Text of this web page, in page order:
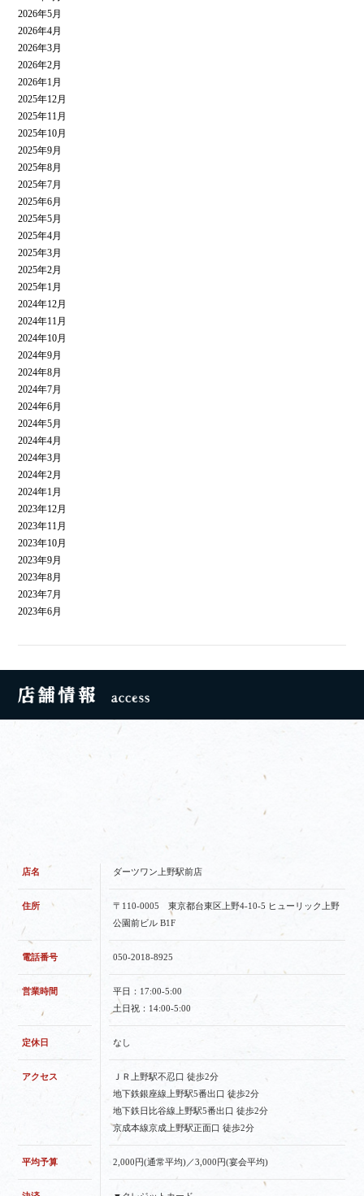
2026年5月
2026年4月
2026年3月
2026年2月
2026年1月
2025年12月
2025年11月
2025年10月
2025年9月
2025年8月
2025年7月
2025年6月
2025年5月
2025年4月
2025年3月
2025年2月
2025年1月
2024年12月
2024年11月
2024年10月
2024年9月
2024年8月
2024年7月
2024年6月
2024年5月
2024年4月
2024年3月
2024年2月
2024年1月
2023年12月
2023年11月
2023年10月
2023年9月
2023年8月
2023年7月
2023年6月
店名 ダーツワン上野駅前店
住所
〒110-0005 東京都台東区上野4-10-5 ヒューリック上野
公園前ビル B1F
電話番号 050-2018-8925
営業時間
平日：17:00-5:00
土日祝：14:00-5:00
定休日 なし
アクセス
ＪＲ上野駅不忍口 徒歩2分
地下鉄銀座線上野駅5番出口 徒歩2分
地下鉄日比谷線上野駅5番出口 徒歩2分
京成本線京成上野駅正面口 徒歩2分
平均予算 2,000円(通常平均)／3,000円(宴会平均)